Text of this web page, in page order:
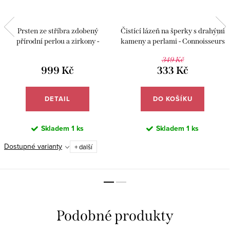
Prsten ze stříbra zdobený
přírodní perlou a zirkony -
999 Kč
DETAIL
Skladem 1 ks
Dostupné varianty + další
Čistící lázeň na šperky s drahými
kameny a perlami - Connoisseurs
349 Kč
333 Kč
DO KOŠÍKU
Skladem 1 ks